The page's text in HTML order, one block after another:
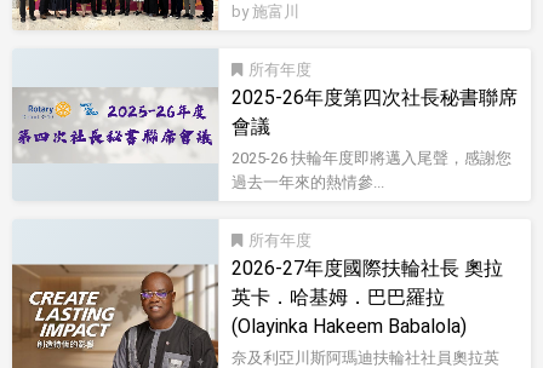
by 施富川
所有
2025-26年度第四次社長秘書聯席
會議
2025-26 扶輪年度即將邁入尾聲，感謝您
過去一年來的熱情參...
所有
2026-27年度國際扶輪社長 奧拉
英卡．哈基姆．巴巴羅拉
(Olayinka Hakeem Babalola)
奈及利亞川斯阿瑪迪扶輪社社員奧拉英